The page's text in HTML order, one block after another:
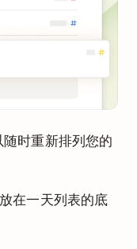
随时重新排列您的
在一天列表的底